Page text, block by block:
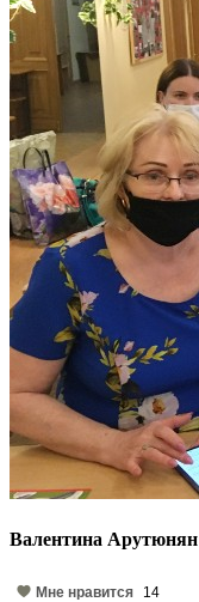
Валентина Арутюнян
Мне нравится 14